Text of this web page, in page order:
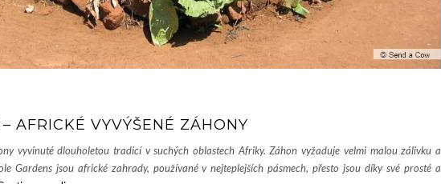
AFRICKÉ VYVÝŠENÉ ZÁHONY
vyvinuté dlouholetou tradicí v suchých oblastech Afriky. Záhon vyžaduje velmi malou zálivku a
Gardens jsou africké zahrady, používané v nejteplejších pásmech, přesto jsou díky své prosté a